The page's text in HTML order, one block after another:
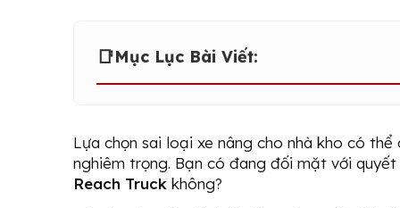
📑Mục Lục Bài Viết:
Lựa chọn sai loại xe nâng cho nhà kho có
nghiêm trọng. Bạn có đang đối mặt với
Reach Truck không?